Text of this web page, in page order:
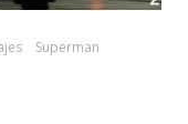
Superman